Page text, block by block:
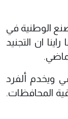
الوطنية في
ان التجنيد
ويخدم ألفرد
المحافظات.